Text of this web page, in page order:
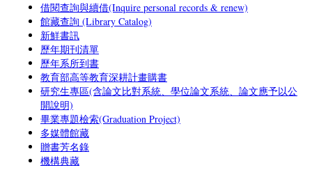
借閱查詢與續借(Inquire personal records & renew)
館藏查詢 (Library Catalog)
新鮮書訊
歷年期刊清單
歷年系所到書
教育部高等教育深耕計畫購書
研究生專區(含論文比對系統、學位論文系統、論文應予以公
開說明)
畢業專題檢索(Graduation Project)
多媒體館藏
贈書芳名錄
機構典藏